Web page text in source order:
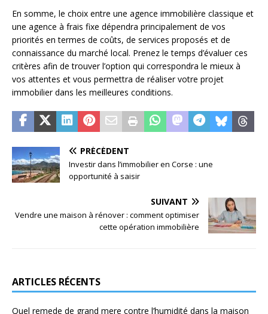
En somme, le choix entre une agence immobilière classique et
une agence à frais fixe dépendra principalement de vos
priorités en termes de coûts, de services proposés et de
connaissance du marché local. Prenez le temps d’évaluer ces
critères afin de trouver l’option qui correspondra le mieux à
vos attentes et vous permettra de réaliser votre projet
immobilier dans les meilleures conditions.
PRÉCÉDENT
Investir dans l’immobilier en Corse : une
opportunité à saisir
SUIVANT
Vendre une maison à rénover : comment optimiser
cette opération immobilière
ARTICLES RÉCENTS
Quel remede de grand mere contre l’humidité dans la maison